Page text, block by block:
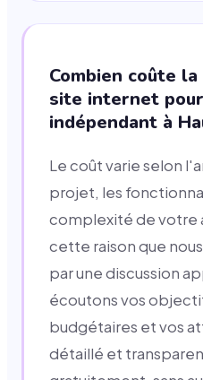
Combien coûte
site internet
indépendant à
Le coût varie selon
projet, les
complexité de votre
cette raison que
par une discussion
écoutons vos
budgétaires et vos
détaillé et